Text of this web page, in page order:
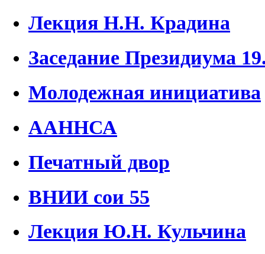
Лекция Н.Н. Крадина
Заседание Президиума
Молодежная инициатива
ААННСА
Печатный двор
ВНИИ сои 55
Лекция Ю.Н. Кульчина